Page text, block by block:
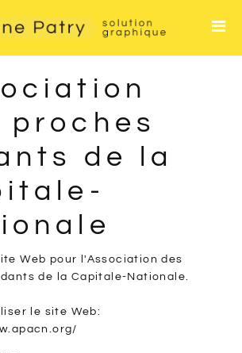
proches
de la
Web pour l'Association des
de la Capitale-Nationale.
le site Web: